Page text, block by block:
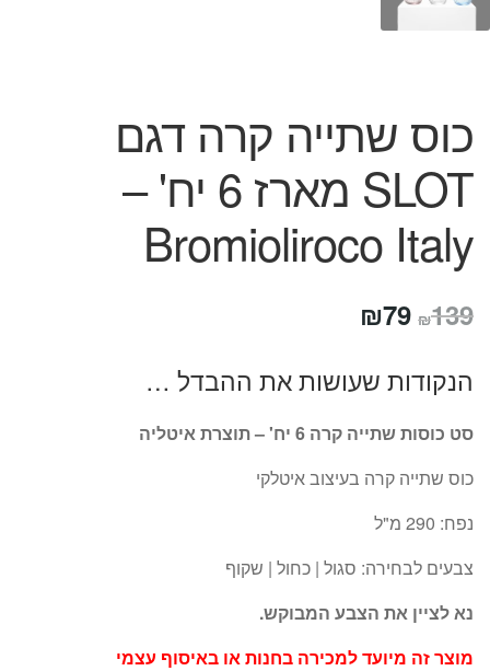
כוס שתייה קרה דגם
SLOT מארז 6 יח' –
Bromioliroco Italy
₪139 המחיר
היה:
₪139.
₪79
הוא:
₪79.
הנקודות שעושות את ההבדל …
סט כוסות שתייה קרה 6 יח' – תוצרת איטליה
כוס שתייה קרה בעיצוב איטלקי
נפח: 290 מ"ל
צבעים לבחירה: סגול | כחול | שקוף
נא לציין את הצבע המבוקש.
מוצר זה מיועד למכירה בחנות או באיסוף עצמי